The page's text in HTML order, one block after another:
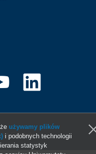
Gdański
używamy plików
i podobnych technologii
statystyk